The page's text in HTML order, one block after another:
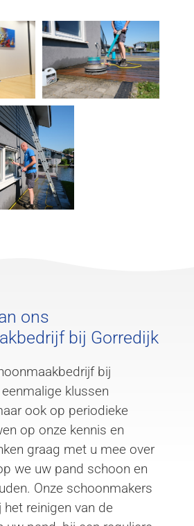
ons
bij Gorredijk
bij
klussen
ook op periodieke
op onze kennis en
graag met u mee over
we uw pand schoon en
Onze schoonmakers
reinigen van de